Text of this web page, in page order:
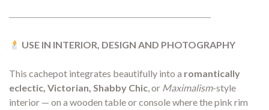
―――――――――――――――――――――
USE IN INTERIOR, DESIGN AND PHOTOGRAPHY
This cachepot integrates beautifully into a romantically
eclectic, Victorian, Shabby Chic, or Maximalism-style
interior — on a wooden table or console where the pink rim